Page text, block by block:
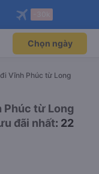
Mở app
qua
Mở app
Chọn ngày
Vĩnh Phúc từ Long
Phúc từ Long
đãi nhất: 22